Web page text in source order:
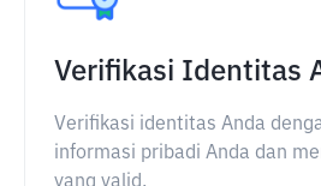
Verifikasi Identitas
Verifikasi identitas Anda
informasi pribadi Anda dan